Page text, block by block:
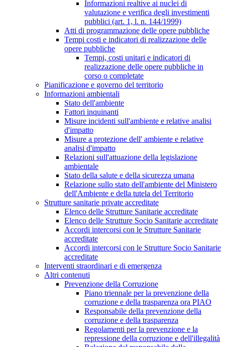
Informazioni realtive ai nuclei di
valutazione e verifica degli investimenti
pubblici (art. 1, l. n. 144/1999)
Atti di programmazione delle opere pubbliche
Tempi costi e indicatori di realizzazione delle
opere pubbliche
Tempi, costi unitari e indicatori di
realizzazione delle opere pubbliche in
corso o completate
Pianificazione e governo del territorio
Informazioni ambientali
Stato dell'ambiente
Fattori inquinanti
Misure incidenti sull'ambiente e relative analisi
d'impatto
Misure a protezione dell' ambiente e relative
analisi d'impatto
Relazioni sull'attuazione della legislazione
ambientale
Stato della salute e della sicurezza umana
Relazione sullo stato dell'ambiente del Ministero
dell'Ambiente e della tutela del Territorio
Strutture sanitarie private accreditate
Elenco delle Strutture Sanitarie accreditate
Elenco delle Strutture Socio Sanitarie accreditate
Accordi intercorsi con le Strutture Sanitarie
accreditate
Accordi intercorsi con le Strutture Socio Sanitarie
accreditate
Interventi straordinari e di emergenza
Altri contenuti
Prevenzione della Corruzione
Piano triennale per la prevenzione della
corruzione e della trasparenza ora PIAO
Responsabile della prevenzione della
corruzione e della trasparenza
Regolamenti per la prevenzione e la
repressione della corruzione e dell'illegalità